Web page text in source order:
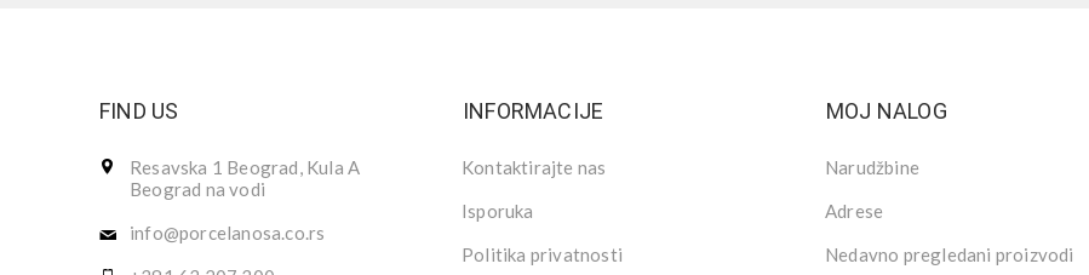
FIND US
Resavska 1 Beograd, Kula A
Beograd na vodi
info@porcelanosa.co.rs
INFORMACIJE
Kontaktirajte nas
Isporuka
Politika privatnosti
MOJ NALOG
Narudžbine
Adrese
Nedavno pregledani proizvodi